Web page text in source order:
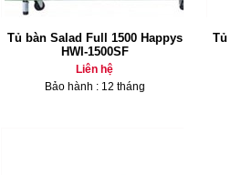
Tủ bàn Salad Full 1500 Happys
HWI-1500SF
Liên hệ
Bảo hành : 12 tháng
Tủ